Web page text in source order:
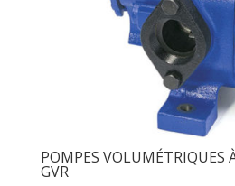
POMPES VOLUMÉTRIQUES
GVR